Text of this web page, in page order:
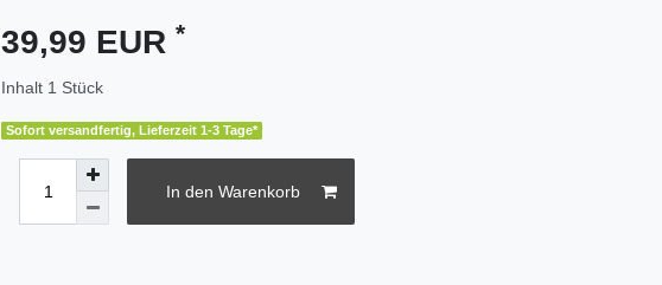
39,99 EUR *
Inhalt 1 Stück
Sofort versandfertig, Lieferzeit 1-3 Tage*
In den Warenkorb